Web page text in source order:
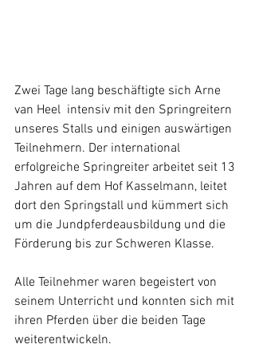
Zwei Tage lang beschäftigte sich Arne
van Heel  intensiv mit den Springreitern
unseres Stalls und einigen auswärtigen
Teilnehmern. Der international
erfolgreiche Springreiter arbeitet seit 13
Jahren auf dem Hof Kasselmann, leitet
dort den Springstall und kümmert sich
um die Jundpferdeausbildung und die
Förderung bis zur Schweren Klasse.
Alle Teilnehmer waren begeistert von
seinem Unterricht und konnten sich mit
ihren Pferden über die beiden Tage
weiterentwickeln.